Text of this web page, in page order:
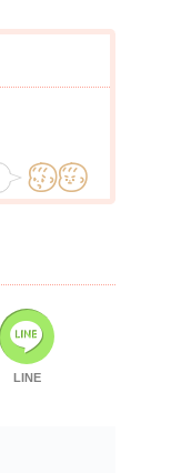
LINE